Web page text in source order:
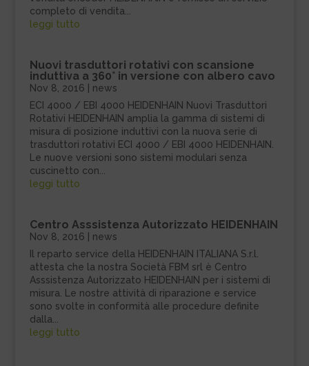
completo di vendita...
leggi tutto
Nuovi trasduttori rotativi con scansione
induttiva a 360° in versione con albero cavo
Nov 8, 2016
news
ECI 4000 / EBI 4000 HEIDENHAIN Nuovi Trasduttori
Rotativi HEIDENHAIN amplia la gamma di sistemi di
misura di posizione induttivi con la nuova serie di
trasduttori rotativi ECI 4000 / EBI 4000 HEIDENHAIN.
Le nuove versioni sono sistemi modulari senza
cuscinetto con...
leggi tutto
Centro Asssistenza Autorizzato HEIDENHAIN
Nov 8, 2016
news
Il reparto service della HEIDENHAIN ITALIANA S.r.l.
attesta che la nostra Società FBM srl è Centro
Asssistenza Autorizzato HEIDENHAIN per i sistemi di
misura. Le nostre attività di riparazione e service
sono svolte in conformità alle procedure definite
dalla...
leggi tutto